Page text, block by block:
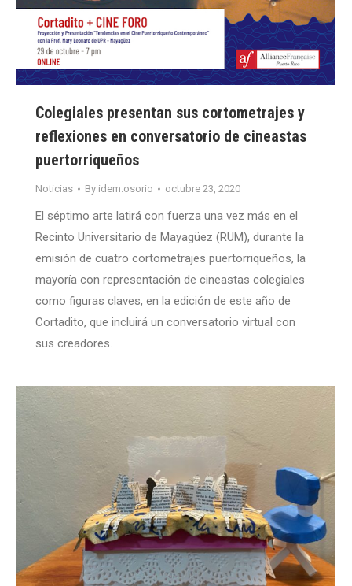
Colegiales presentan sus cortometrajes y
reflexiones en conversatorio de cineastas
puertorriqueños
Noticias By idem.osorio octubre 23, 2020
El séptimo arte latirá con fuerza una vez más en el
Recinto Universitario de Mayagüez (RUM), durante la
emisión de cuatro cortometrajes puertorriqueños, la
mayoría con representación de cineastas colegiales
como figuras claves, en la edición de este año de
Cortadito, que incluirá un conversatorio virtual con
sus creadores.